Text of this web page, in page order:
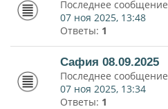
Последнее сообщение
07 ноя 2025, 13:48
Ответы: 1
Сафия 08.09.2025
Последнее сообщение
07 ноя 2025, 13:34
Ответы: 1